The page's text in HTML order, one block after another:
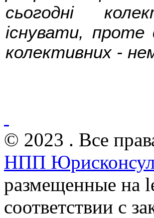
сьогодні
існувати, проте
колективних -
© 2023 . Все
НПП
размещенные на
соответствии с